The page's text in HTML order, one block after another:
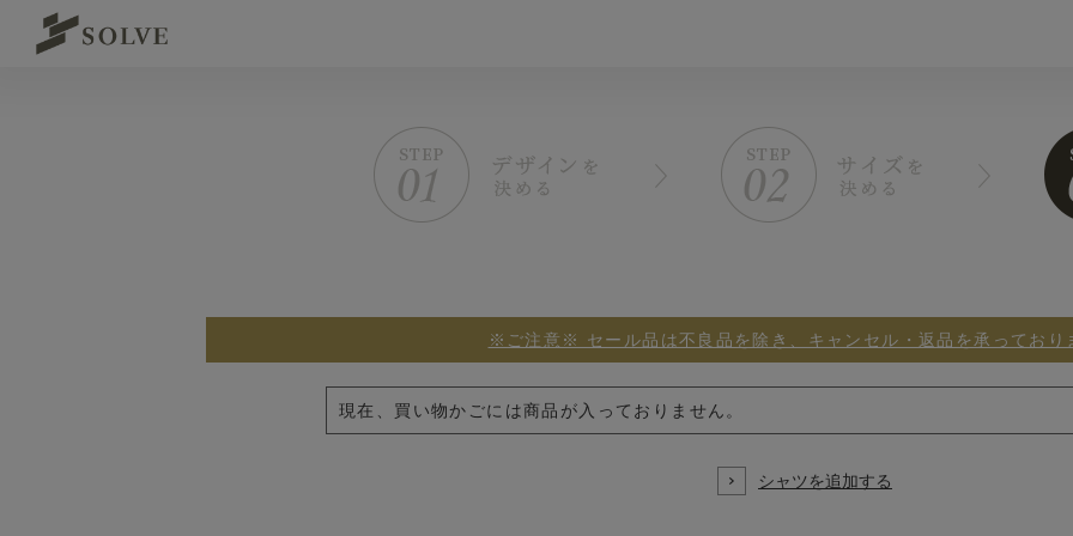
※ご注意※ セール品は不良品を除き、キャンセル・返品を承っており
現在、買い物かごには商品が入っておりません。